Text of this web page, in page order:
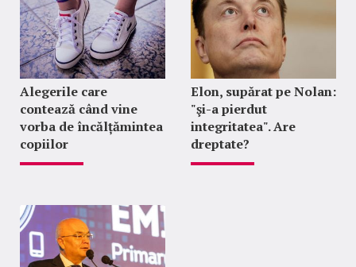
Alegerile care
contează când vine
vorba de încălțămintea
copiilor
Elon, supărat pe Nolan:
"şi-a pierdut
integritatea". Are
dreptate?